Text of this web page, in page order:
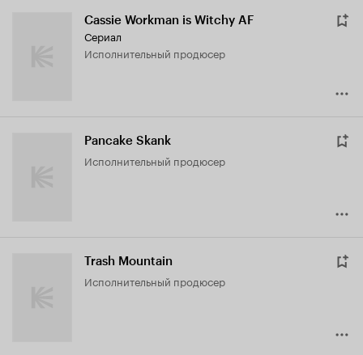
Cassie Workman is Witchy AF
Сериал
исполнительный продюсер
Pancake Skank
исполнительный продюсер
Trash Mountain
исполнительный продюсер